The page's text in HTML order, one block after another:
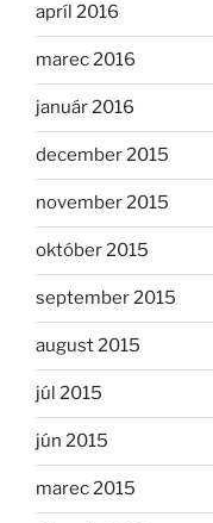
apríl 2016
marec 2016
január 2016
december 2015
november 2015
október 2015
september 2015
august 2015
júl 2015
jún 2015
marec 2015